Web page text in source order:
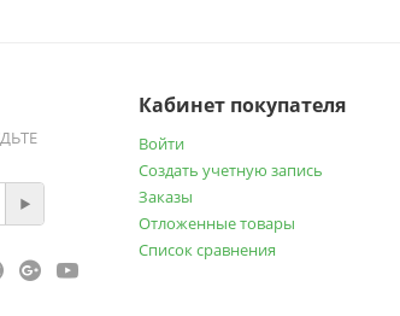
Кабинет покупателя
Войти
Создать учетную запись
Заказы
Отложенные товары
Список сравнения